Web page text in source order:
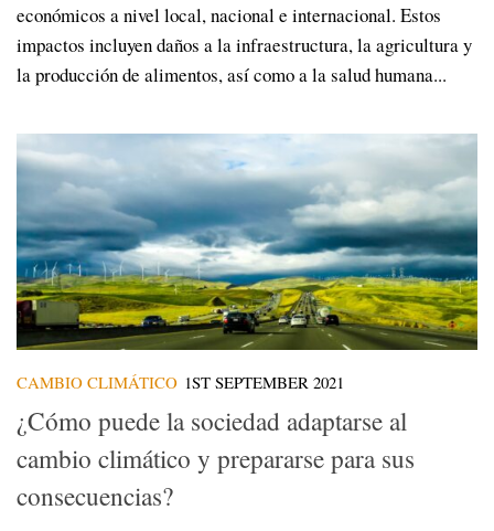
económicos a nivel local, nacional e internacional. Estos
impactos incluyen daños a la infraestructura, la agricultura y
la producción de alimentos, así como a la salud humana...
CAMBIO CLIMÁTICO 1ST SEPTEMBER 2021
¿Cómo puede la sociedad adaptarse al
cambio climático y prepararse para sus
consecuencias?